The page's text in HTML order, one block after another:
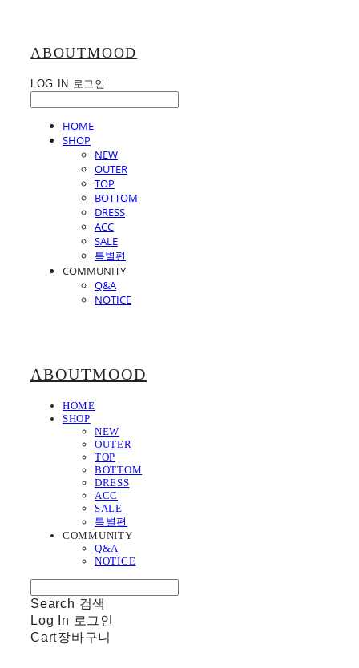
ABOUTMOOD
LOG IN 로그인
HOME
SHOP
NEW
OUTER
TOP
BOTTOM
DRESS
ACC
SALE
특별편
COMMUNITY
Q&A
NOTICE
ABOUTMOOD
HOME
SHOP
NEW
OUTER
TOP
BOTTOM
DRESS
ACC
SALE
특별편
COMMUNITY
Q&A
NOTICE
Search 검색
Log In 로그인
Cart장바구니